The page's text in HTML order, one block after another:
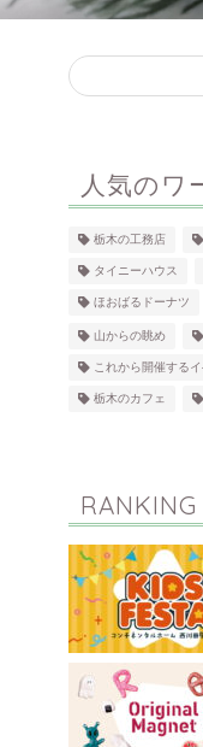
人気のワ
栃木の工務店
タイニーハウス
ほおばるドーナツ
山からの眺め
これから開催するイ
栃木のカフェ
RANKING